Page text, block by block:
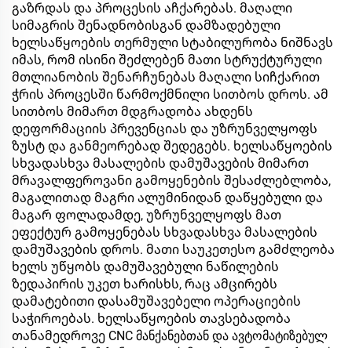
გაზრდას და პროცესის აჩქარებას. მაღალი
სიმაგრის შენადნობისგან დამზადებული
ხელსაწყოების თერმული სტაბილურობა ნიშნავს
იმას, რომ ისინი შეძლებენ მათი სტრუქტურული
მთლიანობის შენარჩუნებას მაღალი სიჩქარით
ჭრის პროცესში წარმოქმნილი სითბოს დროს. ამ
სითბოს მიმართ მდგრადობა ახდენს
დეფორმაციის პრევენციას და უზრუნველყოფს
ზუსტ და განმეორებად შედეგებს. ხელსაწყოების
სხვადასხვა მასალების დამუშავების მიმართ
მრავალფეროვანი გამოყენების შესაძლებლობა,
მაგალითად მაგრი ალუმინიდან დაწყებული და
მაგარ ფოლადამდე, უზრუნველყოფს მათ
ეფექტურ გამოყენებას სხვადასხვა მასალების
დამუშავების დროს. მათი საუკეთესო გამძლეობა
ხელს უწყობს დამუშავებული ნაწილების
ზედაპირის უკეთ ხარისხს, რაც ამცირებს
დამატებითი დასამუშავებელი ოპერაციების
საჭიროებას. ხელსაწყოების თავსებადობა
თანამედროვე CNC მანქანებთან და ავტომატიზებულ